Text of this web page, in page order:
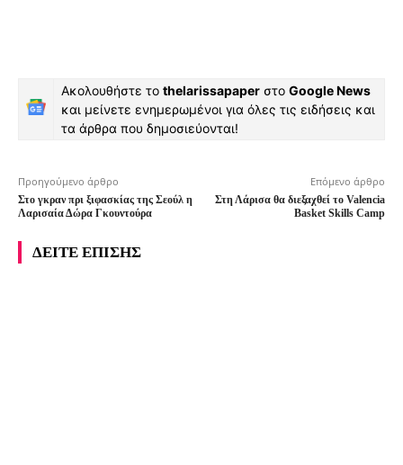
Ακολουθήστε το thelarissapaper στο Google News
και μείνετε ενημερωμένοι για όλες τις ειδήσεις και
τα άρθρα που δημοσιεύονται!
Προηγούμενο άρθρο
Στο γκραν πρι ξιφασκίας της Σεούλ η
Λαρισαία Δώρα Γκουντούρα
Επόμενο άρθρο
Στη Λάρισα θα διεξαχθεί το Valencia
Basket Skills Camp
ΔΕΙΤΕ ΕΠΙΣΗΣ